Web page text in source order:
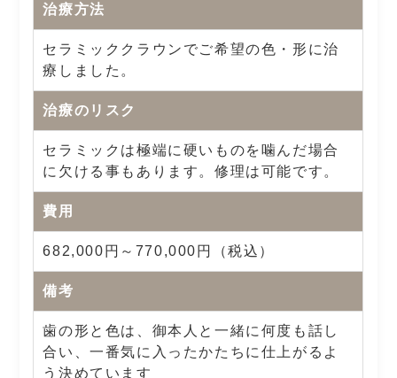
治療方法
セラミッククラウンでご希望の色・形に治
療しました。
治療のリスク
セラミックは極端に硬いものを噛んだ場合
に欠ける事もあります。修理は可能です。
費用
682,000円～770,000円（税込）
備考
歯の形と色は、御本人と一緒に何度も話し
合い、一番気に入ったかたちに仕上がるよ
う決めています